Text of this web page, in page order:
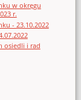
w okręgu
r.
- 23.10.2022
osiedli i rad